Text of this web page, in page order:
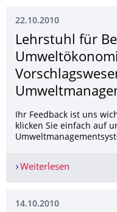
22.10.2010
Lehrstuhl für
Ihr Feedback ist uns
klicken Sie einfach auf
Weiterlesen
14.10.2010